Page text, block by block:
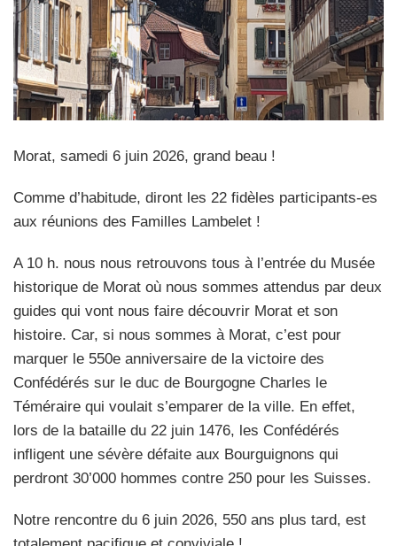
Morat, samedi 6 juin 2026, grand beau !
Comme d’habitude, diront les 22 fidèles participants-es
aux réunions des Familles Lambelet !
A 10 h. nous nous retrouvons tous à l’entrée du Musée
historique de Morat où nous sommes attendus par deux
guides qui vont nous faire découvrir Morat et son
histoire. Car, si nous sommes à Morat, c’est pour
marquer le 550e anniversaire de la victoire des
Confédérés sur le duc de Bourgogne Charles le
Téméraire qui voulait s’emparer de la ville. En effet,
lors de la bataille du 22 juin 1476, les Confédérés
infligent une sévère défaite aux Bourguignons qui
perdront 30’000 hommes contre 250 pour les Suisses.
Notre rencontre du 6 juin 2026, 550 ans plus tard, est